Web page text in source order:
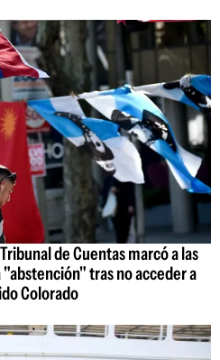
de Cuentas marcó a las
tras no acceder a
Colorado